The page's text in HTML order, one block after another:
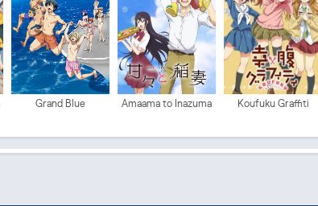
Grand Blue Amaama to Inazuma Koufuku Graffiti